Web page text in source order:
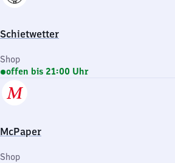
Schietwetter
Shop
offen bis 21:00 Uhr
McPaper
Shop